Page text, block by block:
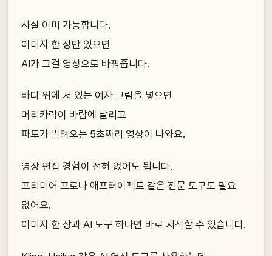
사실 이미 가능합니다.
이미지 한 장만 있으면
AI가 그걸 영상으로 바꿔줍니다.
바다 위에 서 있는 여자 그림을 넣으면
머리카락이 바람에 날리고
파도가 밀려오는 5초짜리 영상이 나와요.
영상 편집 경험이 전혀 없어도 됩니다.
프리미어 프로나 애프터이펙트 같은 전문 도구도 필요
없어요.
이미지 한 장과 AI 도구 하나면 바로 시작할 수 있습니다.